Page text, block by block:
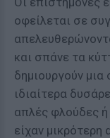
οφείλεται σε
και σπάνε τα
δημιουργούν μια
ιδιαίτερα
απλές φλούδες ή
είχαν